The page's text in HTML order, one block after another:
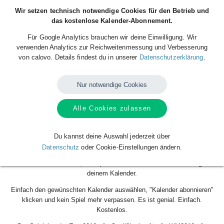
Du liebst den Fußball. Du liebst dein Land. Dann wirst du calovo lieben.
belgischen Fußball-Nationalmannschaften direkt in deinen Kalender.
Kostenlos. Ganz automatisch. Egal, ob iOS, Android, Google Calendar,
Outlook ... mit wenigen Klicks hast du den calfeed kostenlos abonniert
deinem Kalender.
Einfach den gewünschten Kalender auswählen, "Kalender abonnieren"
klicken und kein Spiel mehr verpassen. Es ist genial. Einfach.
Kostenlos.
Wir setzen technisch notwendige Cookies für den Betrieb und
das kostenlose Kalender-Abonnement.
Für Google Analytics brauchen wir deine Einwilligung. Wir
verwenden Analytics zur Reichweitenmessung und Verbesserung
von calovo. Details findest du in unserer Datenschutzerklärung
Nur notwendige Cookies
Alle Cookies zulassen
Du kannst deine Auswahl jederzeit über
Datenschutz oder Cookie-Einstellungen ändern.